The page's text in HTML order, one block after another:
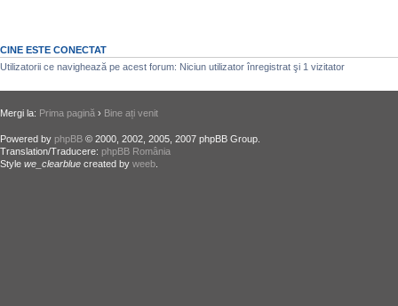
CINE ESTE CONECTAT
Utilizatorii ce navighează pe acest forum: Niciun utilizator înregistrat şi 1 vizitator
Mergi la: Prima pagină › Bine ați venit
Powered by phpBB © 2000, 2002, 2005, 2007 phpBB Group.
Translation/Traducere: phpBB România
Style we_clearblue created by weeb